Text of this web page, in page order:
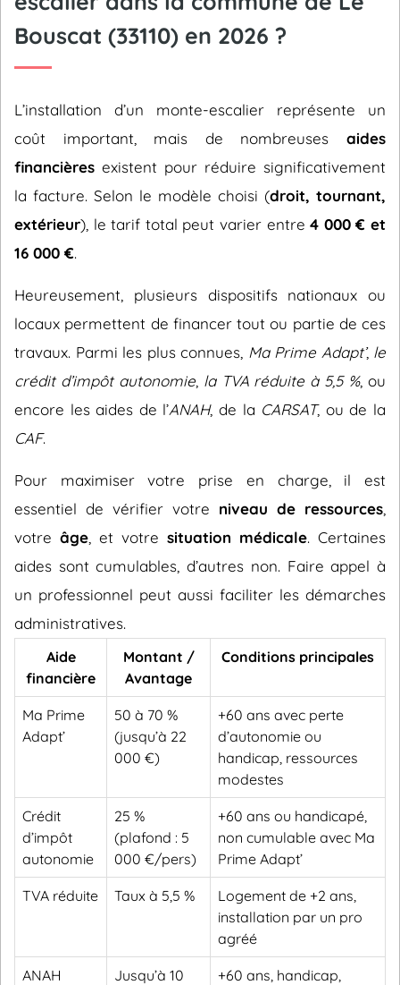
Bouscat (33110) en 2026 ?
L’installation d’un monte-escalier représente un
coût important, mais de nombreuses aides
financières existent pour réduire significativement
la facture. Selon le modèle choisi (droit, tournant,
extérieur), le tarif total peut varier entre4 000 € et
16 000 €.
Heureusement, plusieurs dispositifs nationaux ou
locaux permettent de financer tout ou partie de ces
travaux. Parmi les plus connues, Ma Prime Adapt’, le
crédit d’impôt autonomie, la TVA réduite à 5,5 %, ou
encore les aides de l’ANAH, de la CARSAT, ou de la
CAF.
Pour maximiser votre prise en charge, il est
essentiel de vérifier votre niveau de ressources
votre âge , et votre situation médicale. Certaines
aides sont cumulables, d’autres non. Faire appel à
un professionnel peut aussi faciliter les démarches
administratives.
Aide
financière
Montant /
Avantage
Conditions principales
Ma Prime
Adapt’
50 à 70 %
(jusqu’à 22
000 €)
+60 ans avec perte
d’autonomie ou
handicap, ressources
modestes
Crédit
d’impôt
autonomie
25 %
(plafond : 5
000 €/pers)
+60 ans ou handicapé,
non cumulable avec Ma
Prime Adapt’
TVA réduite Taux à 5,5 %
Logement de +2 ans,
installation par un pro
agréé
ANAH
Jusqu’à 10
+60 ans, handicap,